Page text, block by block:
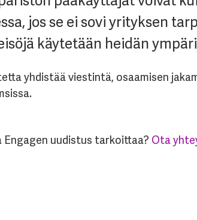
jos se ei sovi yrityksen
käytetään heidän
yhdistää viestintä, osaamisen
Engagen uudistus tarkoittaa? Ota